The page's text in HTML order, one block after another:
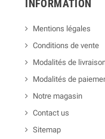
INFORMATION
Mentions légales
Conditions de vente
Modalités de
Modalités de
Notre magasin
Contact us
Sitemap